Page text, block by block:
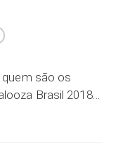
quem são os
Brasil 2018…